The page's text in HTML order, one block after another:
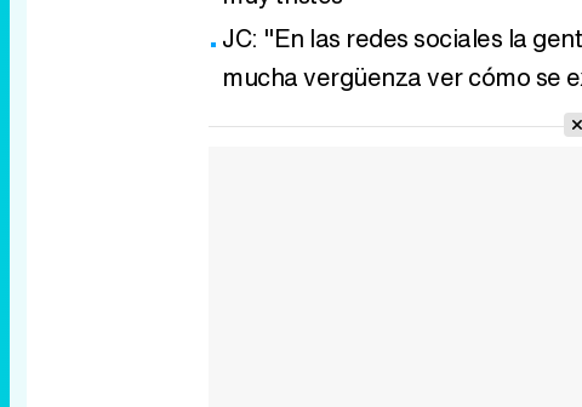
JC: "En las redes sociales la
mucha vergüenza ver cómo se